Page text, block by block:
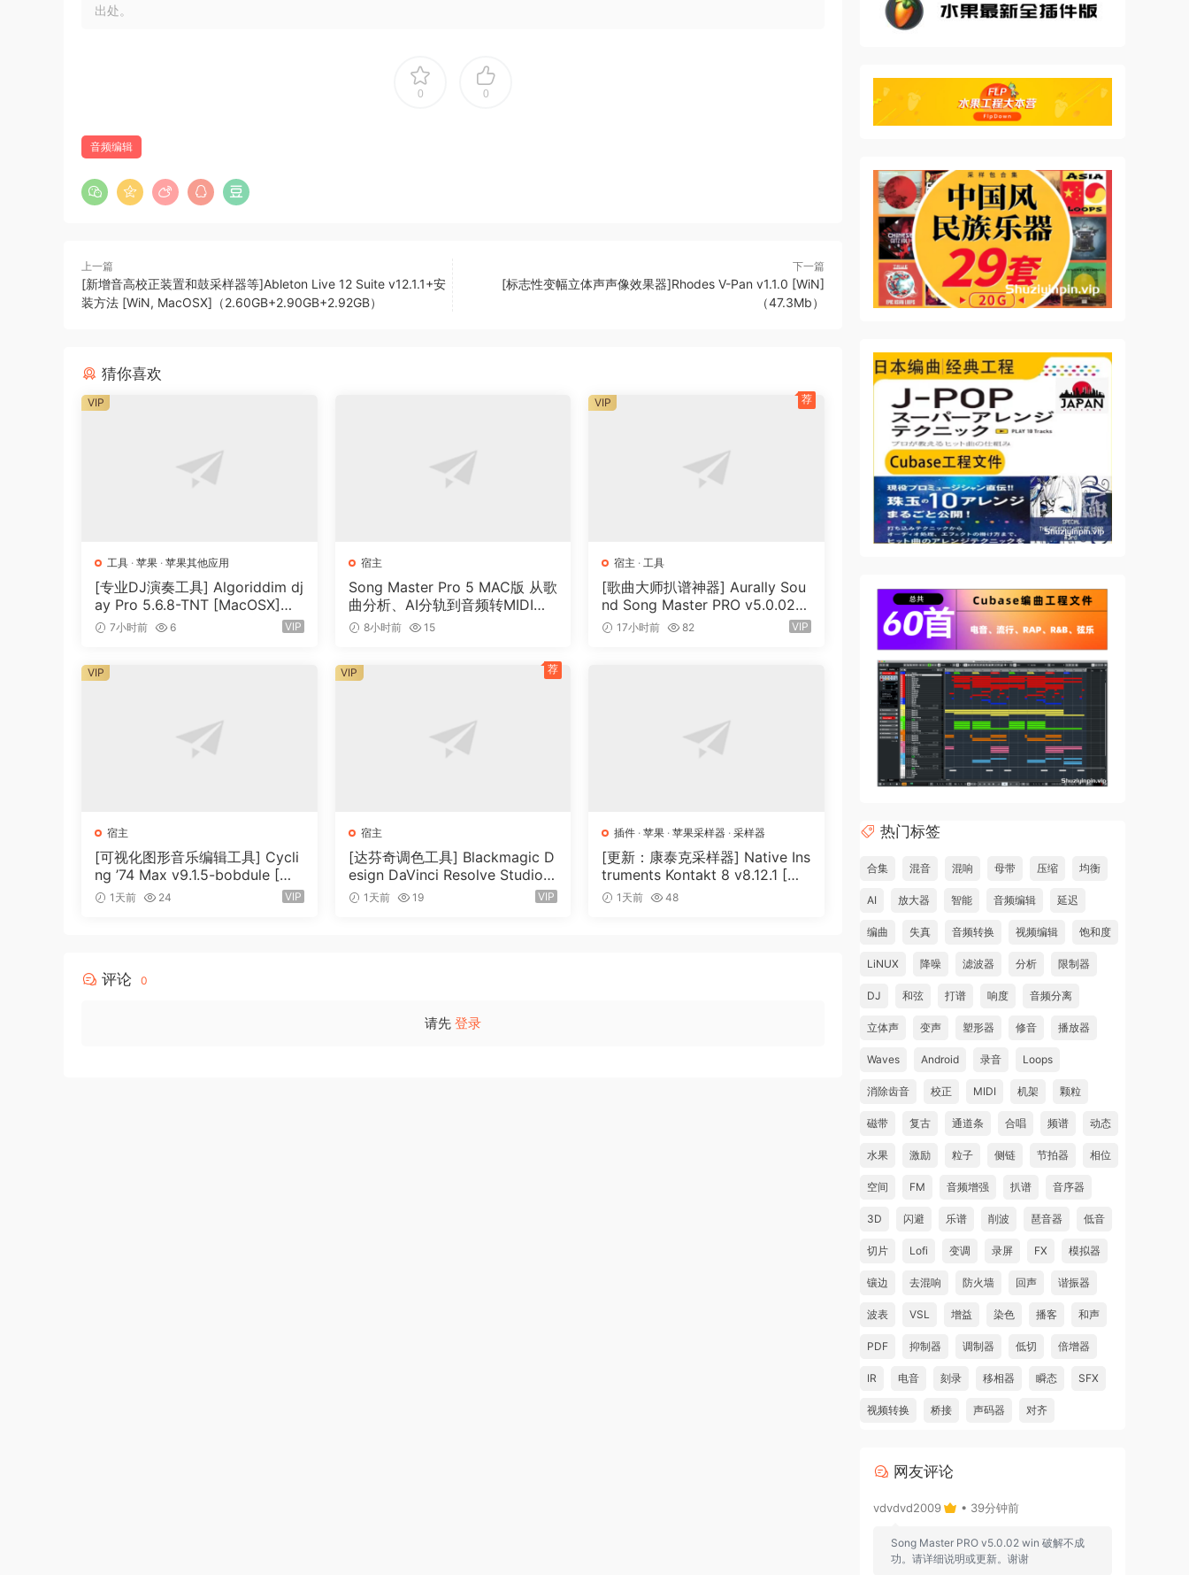
Mac：TEAM HCiSO | 03 November 2024 | 939.01 MB
安装方法：
点击查看
人员的特殊需求。
Max 8 中有哪些新功能
1 使用 MC 挖掘声音复杂性
4 Vizzie 2，使用 OpenGL 完全重建
5 使用 Node for Max
揭开 Max 掌握的秘密 8 37 更多功能，包括 VST3 和 Gen for events
Max 是一个无限灵活的空间，可以创建您自己的交互式软件。将想法连接在一起进行创造！
对象
跳线将一个对象连接到另一个对象。此连接允许对象与连接的对象共享其输出。
在当下创建围绕您构建的软件
拖入您自己的音频剪辑并开始处理它们并连接效果
将 Patcher 与 MIDI 控制器映射，以便在工作时开始播放您的作品
Max patcher 会随着工作的增长而自动扩展以适应您的工作，无论您占用多少空间。
出处。
0 0
音频编辑
上一篇
[新增音高校正装置和鼓采样器等]Ableton Live 12 Suite v12.1.1+安
装方法 [WiN, MacOSX]（2.60GB+2.90GB+2.92GB）
下一篇
[标志性变幅立体声声像效果器]Rhodes V-Pan v1.1.0 [WiN]
（47.3Mb）
猜你喜欢
工具 · 苹果 · 苹果其他应用
[专业DJ演奏工具] Algoriddim dj
ay Pro 5.6.8-TNT [MacOSX]
（290MB）
7小时前 6 VIP
VIP
宿主
Song Master Pro 5 MAC版 从歌
曲分析、AI分轨到音频转MIDI的
一体化音乐工具
8小时前 15
宿主 ·工具
[歌曲大师扒谱神器] Aurally Sou
nd Song Master PRO v5.0.02
[WiN]（355MB）
17小时前 82 VIP
VIP 荐
宿主
[可视化图形音乐编辑工具] Cycli
ng ’74 Max v9.1.5-bobdule [Wi
N]（724MB）
1天前 24 VIP
VIP
宿主
[达芬奇调色工具] Blackmagic D
esign DaVinci Resolve Studio 2
1.0.4 Build 5 x64-R2R [WiN]
1天前 19 VIP
VIP 荐
插件 ·苹果 ·苹果采样器 ·采样器
[更新：康泰克采样器] Native Ins
truments Kontakt 8 v8.12.1 [Wi
N, MacOSX]（1.2GB+）
1天前 48
评论 0
请先 登录
热门标签
合集 混音 混响 母带 压缩 均衡
AI 放大器 智能 音频编辑 延迟
编曲 失真 音频转换 视频编辑 饱和度
LiNUX 降噪 滤波器 分析 限制器
DJ 和弦 打谱 响度 音频分离
立体声 变声 塑形器 修音 播放器
Waves Android 录音 Loops
消除齿音 校正 MIDI 机架 颗粒
磁带 复古 通道条 合唱 频谱 动态
水果 激励 粒子 侧链 节拍器 相位
空间 FM 音频增强 扒谱 音序器
3D 闪避 乐谱 削波 琶音器 低音
切片 Lofi 变调 录屏 FX 模拟器
镶边 去混响 防火墙 回声 谐振器
波表 VSL 增益 染色 播客 和声
PDF 抑制器 调制器 低切 倍增器
IR 电音 刻录 移相器 瞬态 SFX
视频转换 桥接 声码器 对齐
网友评论
vdvdvd2009 • 39分钟前
Song Master PRO v5.0.02 win 破解不成
功。请详细说明或更新。谢谢